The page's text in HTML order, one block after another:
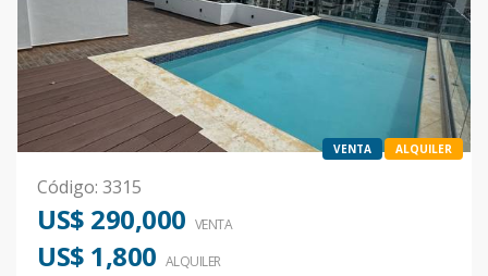
VENTA ALQUILER
Código: 3315
US$ 290,000 VENTA
US$ 1,800 ALQUILER